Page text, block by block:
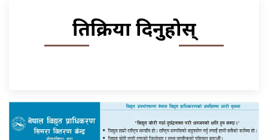
प्रतिक्रिया दिनुहोस्